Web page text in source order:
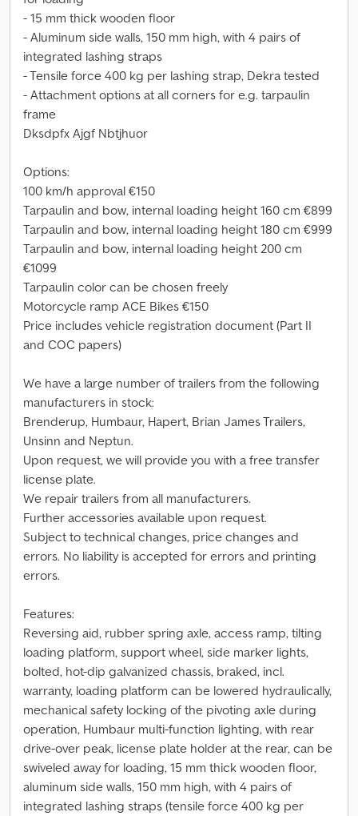
- 15 mm thick wooden floor
- Aluminum side walls, 150 mm high, with 4 pairs of
integrated lashing straps
- Tensile force 400 kg per lashing strap, Dekra tested
- Attachment options at all corners for e.g. tarpaulin
frame
Dksdpfx Ajgf Nbtjhuor
Options:
100 km/h approval €150
Tarpaulin and bow, internal loading height 160 cm €899
Tarpaulin and bow, internal loading height 180 cm €999
Tarpaulin and bow, internal loading height 200 cm
€1099
Tarpaulin color can be chosen freely
Motorcycle ramp ACE Bikes €150
Price includes vehicle registration document (Part II
and COC papers)
We have a large number of trailers from the following
manufacturers in stock:
Brenderup, Humbaur, Hapert, Brian James Trailers,
Unsinn and Neptun.
Upon request, we will provide you with a free transfer
license plate.
We repair trailers from all manufacturers.
Further accessories available upon request.
Subject to technical changes, price changes and
errors. No liability is accepted for errors and printing
errors.
Features:
Reversing aid, rubber spring axle, access ramp, tilting
loading platform, support wheel, side marker lights,
bolted, hot-dip galvanized chassis, braked, incl.
warranty, loading platform can be lowered hydraulically,
mechanical safety locking of the pivoting axle during
operation, Humbaur multi-function lighting, with rear
drive-over peak, license plate holder at the rear, can be
swiveled away for loading, 15 mm thick wooden floor,
aluminum side walls, 150 mm high, with 4 pairs of
integrated lashing straps (tensile force 400 kg per